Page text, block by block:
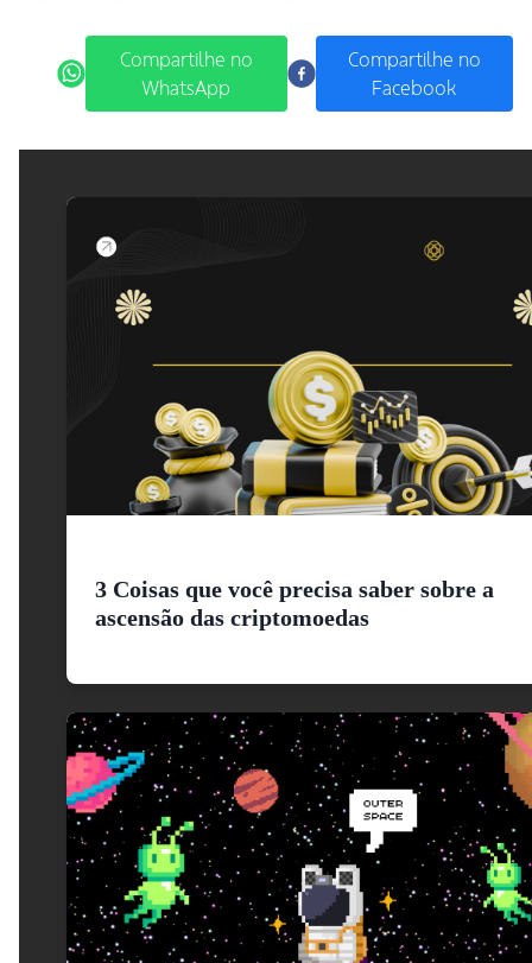
Compartilhe no
WhatsApp
Compartilhe no
Facebook
3 Coisas que você precisa saber sobre a
ascensão das criptomoedas